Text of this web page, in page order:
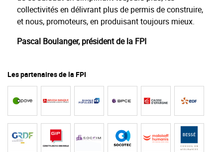
collectivités en délivrant plus de permis de construire,
et nous, promoteurs, en produisant toujours mieux.
Pascal Boulanger, président de la FPI
Les partenaires de la FPI